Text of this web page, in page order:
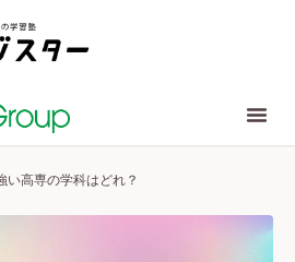
い高専の学科はどれ？